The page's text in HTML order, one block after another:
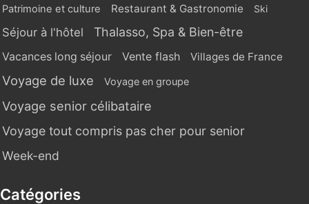
Patrimoine et culture Restaurant & Gastronomie Ski
Séjour à l'hôtel Thalasso, Spa & Bien-être
Vacances long séjour Vente flash Villages de France
Voyage de luxe Voyage en groupe
Voyage senior célibataire
Voyage tout compris pas cher pour senior
Week-end
Catégories